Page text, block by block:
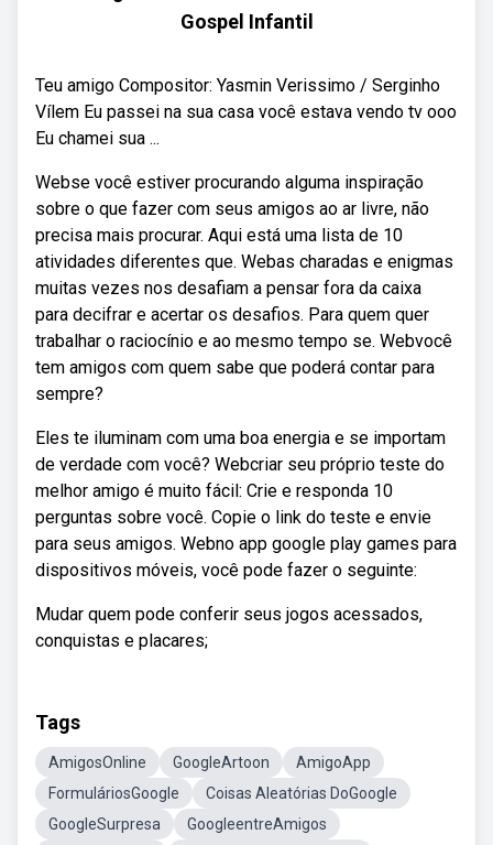
Gospel Infantil
Teu amigo Compositor: Yasmin Verissimo / Serginho
Vílem Eu passei na sua casa você estava vendo tv ooo
Eu chamei sua ...
Webse você estiver procurando alguma inspiração
sobre o que fazer com seus amigos ao ar livre, não
precisa mais procurar. Aqui está uma lista de 10
atividades diferentes que. Webas charadas e enigmas
muitas vezes nos desafiam a pensar fora da caixa
para decifrar e acertar os desafios. Para quem quer
trabalhar o raciocínio e ao mesmo tempo se. Webvocê
tem amigos com quem sabe que poderá contar para
sempre?
Eles te iluminam com uma boa energia e se importam
de verdade com você? Webcriar seu próprio teste do
melhor amigo é muito fácil: Crie e responda 10
perguntas sobre você. Copie o link do teste e envie
para seus amigos. Webno app google play games para
dispositivos móveis, você pode fazer o seguinte:
Mudar quem pode conferir seus jogos acessados,
conquistas e placares;
Tags
AmigosOnline GoogleArtoon
AmigoApp
FormuláriosGoogle
Coisas Aleatórias DoGoogle
GoogleSurpresa
GoogleentreAmigos